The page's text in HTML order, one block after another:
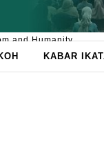
and Humanity
KABAR